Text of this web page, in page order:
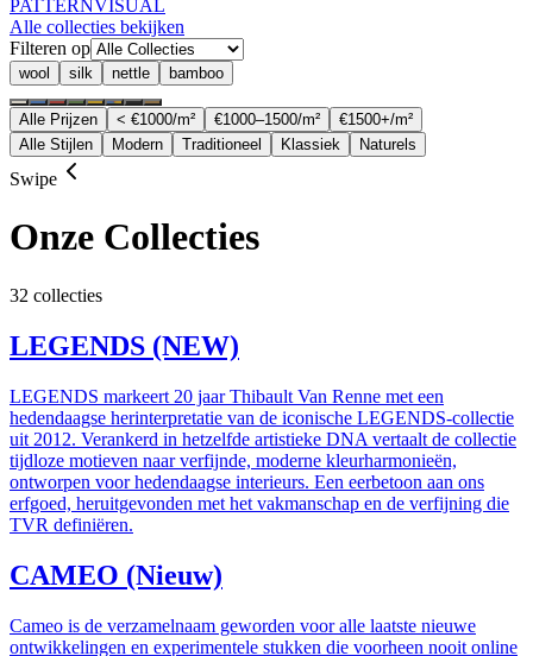
PATTERNVISUAL
Alle collecties bekijken
Filteren op
wool silk nettle bamboo
Alle Prijzen < €1000/m² €1000–1500/m²
€1500+/m²
Alle Stijlen
Modern Traditioneel Klassiek Naturels
Swipe
Onze Collecties
32 collecties
LEGENDS (NEW)
LEGENDS markeert 20 jaar Thibault Van Renne met een
hedendaagse herinterpretatie van de iconische LEGENDS-collectie
uit 2012. Verankerd in hetzelfde artistieke DNA vertaalt de collectie
tijdloze motieven naar verfijnde, moderne kleurharmonieën,
ontworpen voor hedendaagse interieurs. Een eerbetoon aan ons
erfgoed, heruitgevonden met het vakmanschap en de verfijning die
TVR definiëren.
CAMEO (Nieuw)
Cameo is de verzamelnaam geworden voor alle laatste nieuwe
ontwikkelingen en experimentele stukken die voorheen nooit online